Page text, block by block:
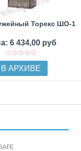
Торекс ШО-1
6 434,00 руб
В АРХИВЕ